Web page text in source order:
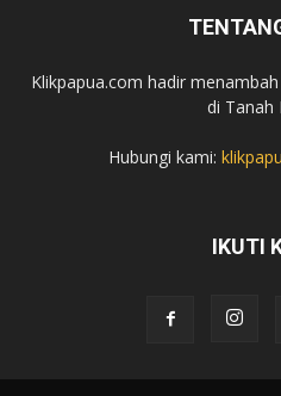
Klikpapua.com hadir
di Tanah
Hubungi kami:
IKUTI